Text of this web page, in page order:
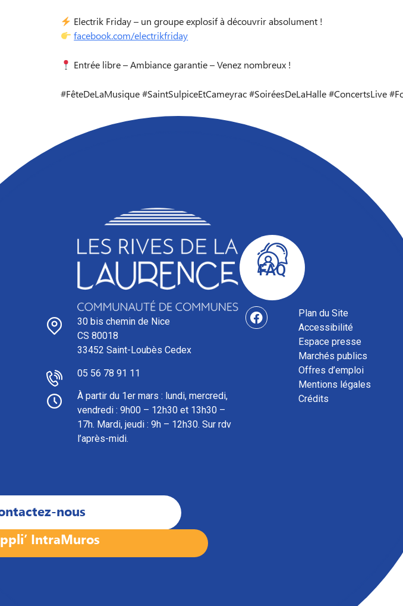
Electrik Friday – un groupe explosif à découvrir absolument !
facebook.com/electrikfriday
Entrée libre – Ambiance garantie – Venez nombreux !
#FêteDeLaMusique #SaintSulpiceEtCameyrac #SoiréesDeLaHalle #ConcertsLive
30 bis chemin de Nice
CS 80018
33452 Saint-Loubès Cedex
05 56 78 91 11
À partir du 1er mars : lundi, mercredi,
vendredi : 9h00 – 12h30 et 13h30 –
17h. Mardi, jeudi : 9h – 12h30. Sur rdv
l’après-midi.
FAQ
Plan du Site
Accessibilité
Espace presse
Marchés publics
Offres d’emploi
Mentions légales
Crédits
nous
IntraMuros